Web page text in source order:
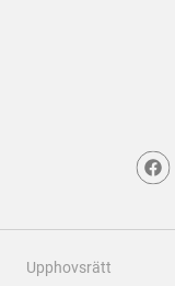
Upphovsrätt